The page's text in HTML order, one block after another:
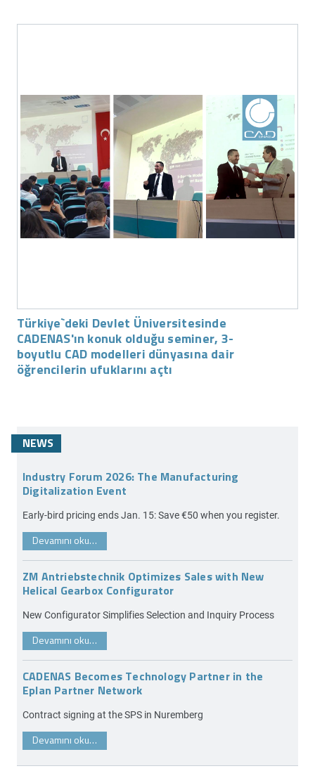
Türkiye`deki Devlet Üniversitesinde
CADENAS'ın konuk olduğu seminer, 3-
boyutlu CAD modelleri dünyasına dair
öğrencilerin ufuklarını açtı
NEWS
Industry Forum 2026: The Manufacturing
Digitalization Event
Early-bird pricing ends Jan. 15: Save €50 when you register.
Devamını oku…
ZM Antriebstechnik Optimizes Sales with New
Helical Gearbox Configurator
New Configurator Simplifies Selection and Inquiry Process
Devamını oku…
CADENAS Becomes Technology Partner in the
Eplan Partner Network
Contract signing at the SPS in Nuremberg
Devamını oku…